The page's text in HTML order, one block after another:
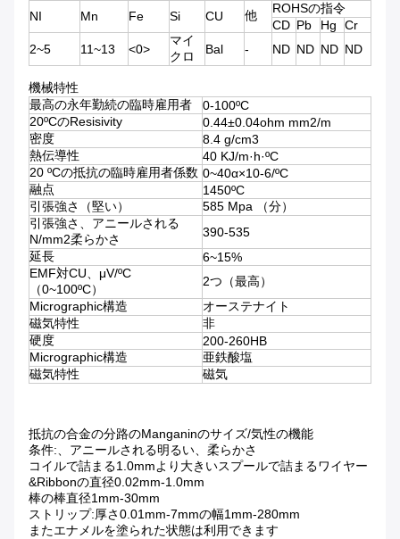
NI
Mn Fe Si CU 他
ROHSの指令
CD Pb Hg
Cr
2~5
11~13 <0>
マイ
クロ
Bal - ND ND ND ND
機械特性
最高の永年勤続の臨時雇用者
0-100ºC
20ºCのResisivity
0.44±0.04ohm mm2/m
密度
8.4 g/cm3
熱伝導性
40 KJ/m·h·ºC
20 ºCの抵抗の臨時雇用者係数 0~40α×10-6/ºC
融点
1450ºC
引張強さ（堅い）
585 Mpa （分）
引張強さ、アニールされる
N/mm2柔らかさ
390-535
延長
6~15%
EMF対CU、μV/ºC
（0~100ºC）
2つ（最高）
Micrographic構造
オーステナイト
磁気特性
非
硬度
200-260HB
Micrographic構造
亜鉄酸塩
磁気特性
磁気
抵抗の合金の分路のManganinのサイズ/気性の機能
条件:、アニールされる明るい、柔らかさ
コイルで詰まる1.0mmより大きいスプールで詰まるワイヤー
&Ribbonの直径0.02mm-1.0mm
棒の棒直径1mm-30mm
ストリップ:厚さ0.01mm-7mmの幅1mm-280mm
またエナメルを塗られた状態は利用できます